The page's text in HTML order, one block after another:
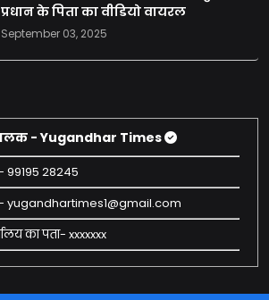
प्रधान के पिता का वीडियो वायरल
September 03, 2025
- Yugandhar Times
99195 28245
का पता- xxxxxxx